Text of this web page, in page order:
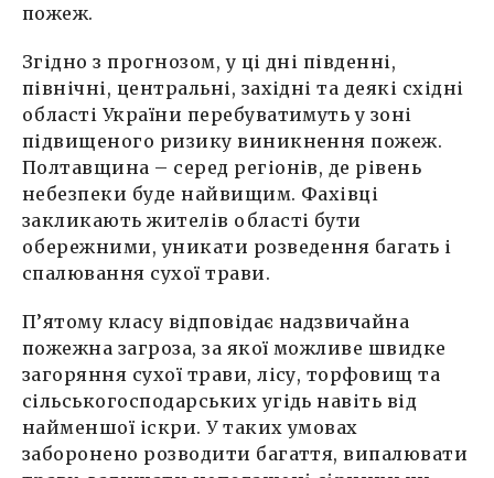
пожеж.
Згідно з прогнозом, у ці дні південні,
північні, центральні, західні та деякі східні
області України перебуватимуть у зоні
підвищеного ризику виникнення пожеж.
Полтавщина – серед регіонів, де рівень
небезпеки буде найвищим. Фахівці
закликають жителів області бути
обережними, уникати розведення багать і
спалювання сухої трави.
П’ятому класу відповідає надзвичайна
пожежна загроза, за якої можливе швидке
загоряння сухої трави, лісу, торфовищ та
сільськогосподарських угідь навіть від
найменшої іскри. У таких умовах
заборонено розводити багаття, випалювати